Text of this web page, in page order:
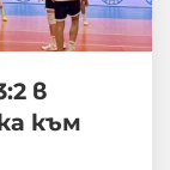
в
към